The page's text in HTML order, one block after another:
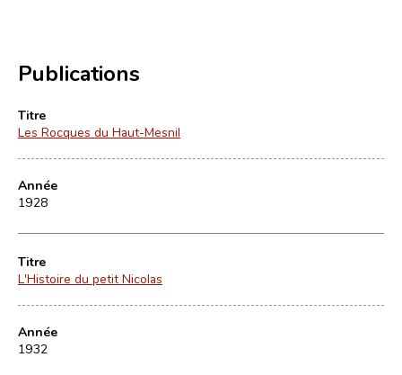
Publications
Titre
Les Rocques du Haut-Mesnil
Année
1928
Titre
L'Histoire du petit Nicolas
Année
1932